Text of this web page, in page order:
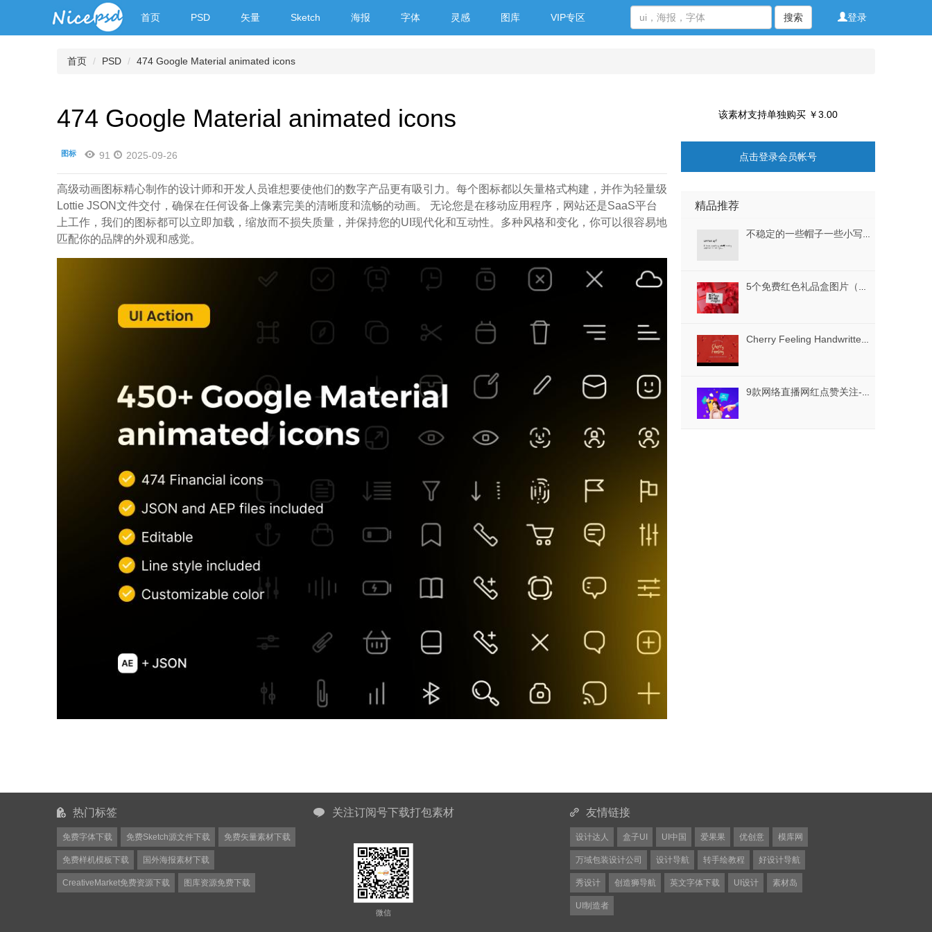
首页 PSD 矢量 Sketch 海报 字体 灵感 图库 VIP专区 登录
搜索
首页 PSD 474 Google Material animated icons
474 Google Material animated icons
图标 91 2025-09-26
高级动画图标精心制作的设计师和开发人员谁想要使他们的数字产品更有吸引力。每个图标都以矢量格式构建，并作为轻量级
Lottie JSON文件交付，确保在任何设备上像素完美的清晰度和流畅的动画。 无论您是在移动应用程序，网站还是SaaS平台
上工作，我们的图标都可以立即加载，缩放而不损失质量，并保持您的UI现代化和互动性。多种风格和变化，你可以很容易地
匹配你的品牌的外观和感觉。
该素材支持单独购买 ￥3.00
点击登录会员帐号
精品推荐
热门标签
免费字体下载 免费Sketch源文件下载 免费矢量素材下载
免费样机模板下载 国外海报素材下载
CreativeMarket免费资源下载 图库资源免费下载
关注订阅号下载打包素材
微信
友情链接
设计达人 盒子UI UI中国 爱果果 优创意 模库网
万域包装设计公司 设计导航 转手绘教程 好设计导航
秀设计 创造狮导航 英文字体下载 UI设计 素材岛
UI制造者